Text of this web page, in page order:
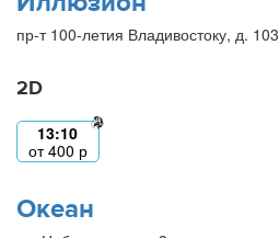
пр-т 100-летия Владивостоку, д. 103
2D
13:10
от400 р
Океан